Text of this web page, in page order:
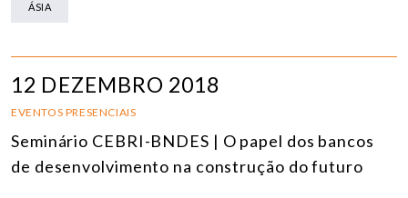
ÁSIA
12 DEZEMBRO 2018
EVENTOS PRESENCIAIS
Seminário CEBRI-BNDES | O papel dos bancos
de desenvolvimento na construção do futuro